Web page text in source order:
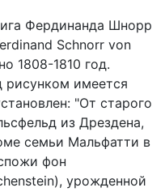
Фердинанда Шнорр
Schnorr von
1808-1810 год.
рисунком имеется
"От старого
из Дрездена,
семьи Мальфатти в
фон
урожденной